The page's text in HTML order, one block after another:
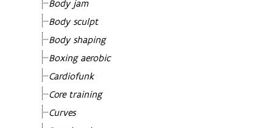
Body jam
Body sculpt
Body shaping
Boxing aerobic
Cardiofunk
Core training
Curves